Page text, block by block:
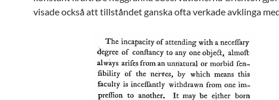
visade också att tillståndet ganska ofta verkade avklinga